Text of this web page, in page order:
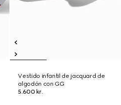
Vestido infantil de jacquard de
algodón con GG
5.600 kr.